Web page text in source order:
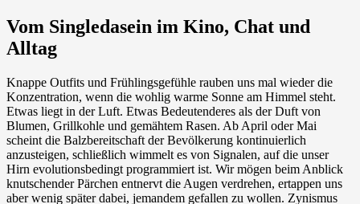
Vom Singledasein im Kino, Chat und
Alltag
Knappe Outfits und Frühlingsgefühle rauben uns mal wieder die
Konzentration, wenn die wohlig warme Sonne am Himmel steht.
Etwas liegt in der Luft. Etwas Bedeutenderes als der Duft von
Blumen, Grillkohle und gemähtem Rasen. Ab April oder Mai
scheint die Balzbereitschaft der Bevölkerung kontinuierlich
anzusteigen, schließlich wimmelt es von Signalen, auf die unser
Hirn evolutionsbedingt programmiert ist. Wir mögen beim Anblick
knutschender Pärchen entnervt die Augen verdrehen, ertappen uns
aber wenig später dabei, jemandem gefallen zu wollen. Zynismus